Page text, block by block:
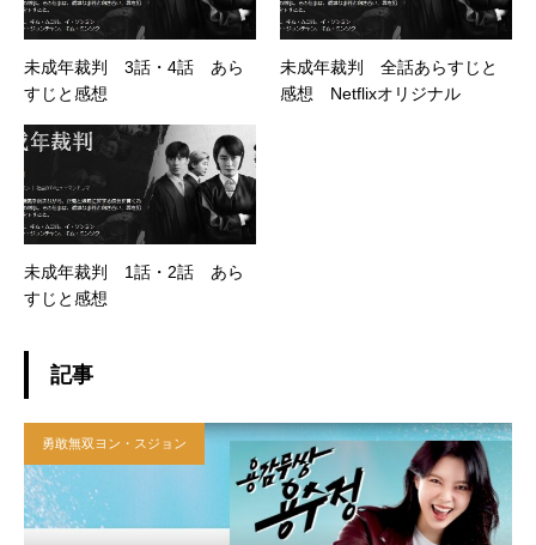
未成年裁判 3話・4話 あら
すじと感想
未成年裁判 全話あらすじと
感想 Netflixオリジナル
未成年裁判 1話・2話 あら
すじと感想
記事
勇敢無双ヨン・スジョン